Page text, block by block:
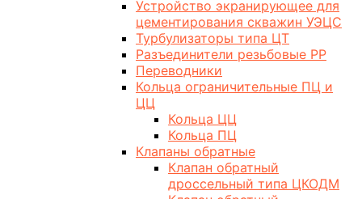
Устройство экранирующее для
цементирования скважин УЭЦС
Турбулизаторы типа ЦТ
Разъединители резьбовые РР
Переводники
Кольца ограничительные ПЦ и
ЦЦ
Кольца ЦЦ
Кольца ПЦ
Клапаны обратные
Клапан обратный
дроссельный типа ЦКОДМ